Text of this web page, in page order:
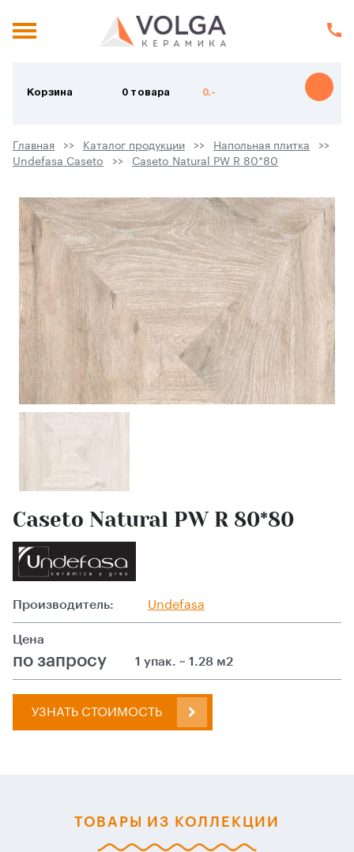
Корзина 0 товара 0.-
Главная Каталог продукции
Напольная плитка
Undefasa Caseto
Caseto Natural PW R 80*80
Caseto Natural PW R 80*80
Производитель: Undefasa
Цена
по запросу 1 упак. ~ 1.28 м2
УЗНАТЬ СТОИМОСТЬ
ТОВАРЫ ИЗ КОЛЛЕКЦИИ